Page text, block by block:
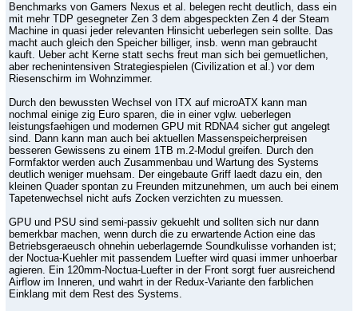
Benchmarks von Gamers Nexus et al. belegen recht deutlich, dass ein
mit mehr TDP gesegneter Zen 3 dem abgespeckten Zen 4 der Steam
Machine in quasi jeder relevanten Hinsicht ueberlegen sein sollte. Das
macht auch gleich den Speicher billiger, insb. wenn man gebraucht
kauft. Ueber acht Kerne statt sechs freut man sich bei gemuetlichen,
aber rechenintensiven Strategiespielen (Civilization et al.) vor dem
Riesenschirm im Wohnzimmer.
Durch den bewussten Wechsel von ITX auf microATX kann man
nochmal einige zig Euro sparen, die in einer vglw. ueberlegen
leistungsfaehigen und modernen GPU mit RDNA4 sicher gut angelegt
sind. Dann kann man auch bei aktuellen Massenspeicherpreisen
besseren Gewissens zu einem 1TB m.2-Modul greifen. Durch den
Formfaktor werden auch Zusammenbau und Wartung des Systems
deutlich weniger muehsam. Der eingebaute Griff laedt dazu ein, den
kleinen Quader spontan zu Freunden mitzunehmen, um auch bei einem
Tapetenwechsel nicht aufs Zocken verzichten zu muessen.
GPU und PSU sind semi-passiv gekuehlt und sollten sich nur dann
bemerkbar machen, wenn durch die zu erwartende Action eine das
Betriebsgeraeusch ohnehin ueberlagernde Soundkulisse vorhanden ist;
der Noctua-Kuehler mit passendem Luefter wird quasi immer unhoerbar
agieren. Ein 120mm-Noctua-Luefter in der Front sorgt fuer ausreichend
Airflow im Inneren, und wahrt in der Redux-Variante den farblichen
Einklang mit dem Rest des Systems.